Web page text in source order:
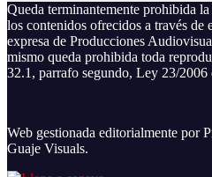
Queda terminantemente prohibida
los contenidos ofrecidos a través de
expresa de Producciones
mismo queda prohibida toda
32.1, parrafo segundo, Ley 23/2006
Web gestionada editorialmente por
Guaje Visuals.